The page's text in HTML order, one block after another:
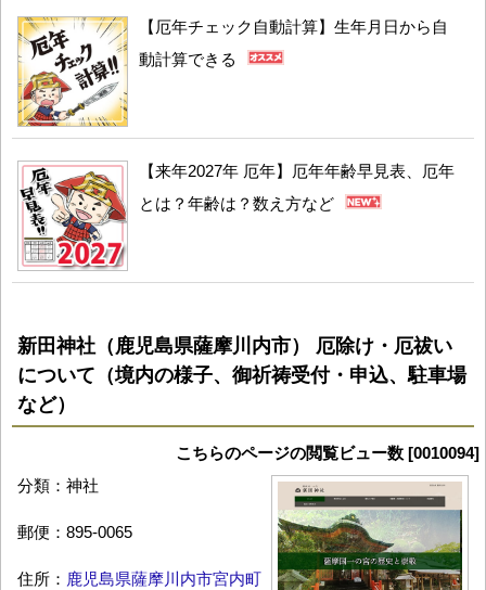
【厄年チェック自動計算】生年月日から自
動計算できる
【来年2027年 厄年】厄年年齢早見表、厄年
とは？年齢は？数え方など
新田神社（鹿児島県薩摩川内市） 厄除け・厄祓い
について（境内の様子、御祈祷受付・申込、駐車場
など）
こちらのページの閲覧ビュー数 [0010094]
分類：神社
郵便：895-0065
住所： 鹿児島県薩摩川内市宮内町